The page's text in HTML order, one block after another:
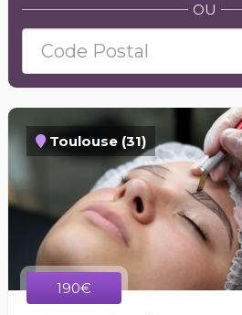
OU
Toulouse (31)
190€